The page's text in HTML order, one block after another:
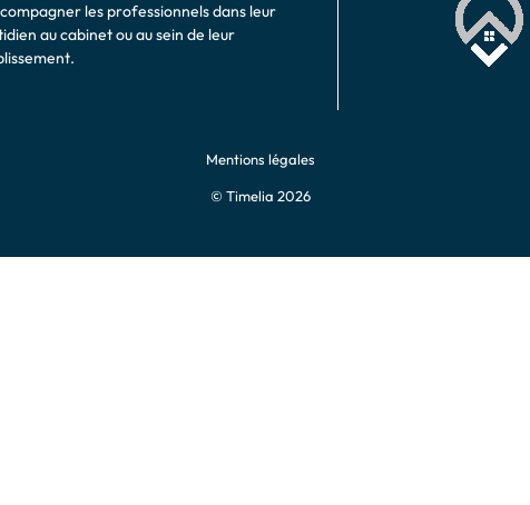
les professionnels dans leur
au cabinet ou au sein de leur
Mentions légales
© Timelia 2026